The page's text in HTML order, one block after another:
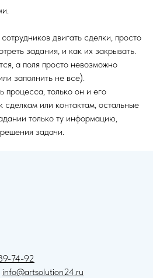
двигать сделки, просто
задания, и как их закрывать.
а поля просто невозможно
заполнить не все).
процесса, только он и его
или контактам, остальные
только ту информацию,
задачи.
74-92
info@artsolution24.ru